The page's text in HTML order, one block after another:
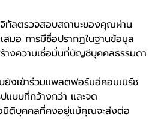
ทัลตรวจสอบสถานะของคุณผ่าน
สมอ การมีชื่อปรากฏในฐานข้อมูล
างความเชื่อมั่นที่บัญชีบุคคลธรรมดา
งเข้าร่วมแพลตฟอร์มอีคอมเมิร์ซ
แบบที่กว้างกว่า และจด
อนิติบุคคลที่คงอยู่แม้คุณจะส่งต่อ